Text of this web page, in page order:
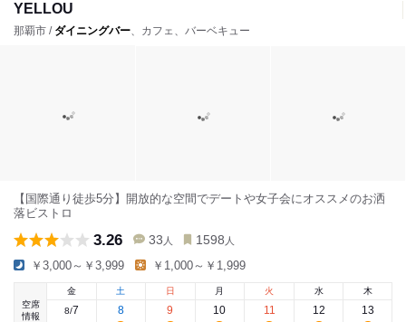
YELLOU
那覇市 / ダイニングバー、カフェ、バーベキュー
【国際通り徒歩5分】開放的な空間でデートや女子会にオススメのお洒
落ビストロ
3.26 33 人 1598 人
￥3,000～￥3,999 ￥1,000～￥1,999
空席
情報
金
8/7
土
8
日
9
月
10
火
11
水
12
木
13